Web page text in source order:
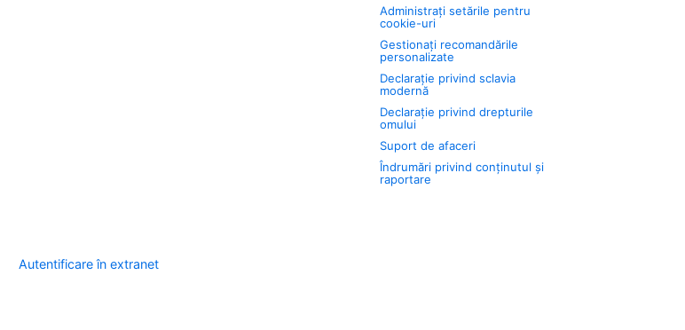
Administrați setările pentru
cookie-uri
Gestionați recomandările
personalizate
Declarație privind sclavia
modernă
Declarație privind drepturile
omului
Suport de afaceri
Îndrumări privind conținutul și
raportare
Autentificare în extranet